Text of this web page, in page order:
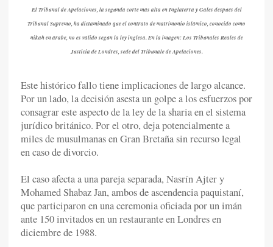
El Tribunal de Apelaciones, la segunda corte más alta en Inglaterra y Gales después del
Tribunal Supremo, ha dictaminado que el contrato de matrimonio islámico, conocido como
nikah en árabe, no es válido según la ley inglesa. En la imagen: Los Tribunales Reales de
Justicia de Londres, sede del Tribunale de Apelaciones.
Este histórico fallo tiene implicaciones de largo alcance.
Por un lado, la decisión asesta un golpe a los esfuerzos por
consagrar este aspecto de la ley de la sharia en el sistema
jurídico británico. Por el otro, deja potencialmente a
miles de musulmanas en Gran Bretaña sin recurso legal
en caso de divorcio.
El caso afecta a una pareja separada, Nasrín Ajter y
Mohamed Shabaz Jan, ambos de ascendencia paquistaní,
que participaron en una ceremonia oficiada por un imán
ante 150 invitados en un restaurante en Londres en
diciembre de 1988.